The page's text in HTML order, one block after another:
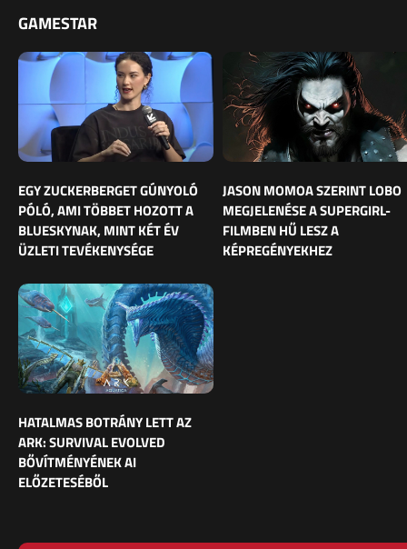
GAMESTAR
EGY ZUCKERBERGET GÚNYOLÓ
PÓLÓ, AMI TÖBBET HOZOTT A
BLUESKYNAK, MINT KÉT ÉV
ÜZLETI TEVÉKENYSÉGE
JASON MOMOA SZERINT LOBO
MEGJELENÉSE A SUPERGIRL-
FILMBEN HŰ LESZ A
KÉPREGÉNYEKHEZ
HATALMAS BOTRÁNY LETT AZ
ARK: SURVIVAL EVOLVED
BŐVÍTMÉNYÉNEK AI
ELŐZETESÉBŐL